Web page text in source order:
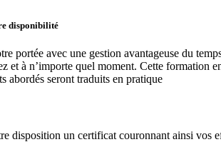
disponibilité
portée avec une gestion avantageuse du
et à n’importe quel moment. Cette formation
abordés seront traduits en pratique
disposition un certificat couronnant ainsi vos